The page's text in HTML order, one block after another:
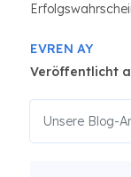
EVREN AY
Veröffentlicht